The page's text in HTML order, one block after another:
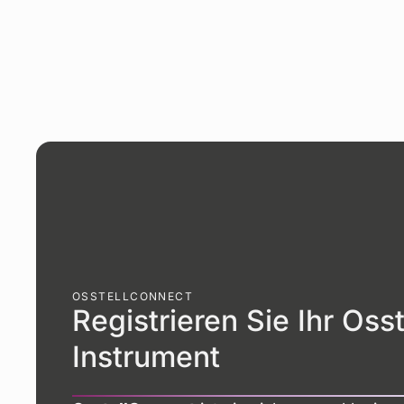
OSSTELLCONNECT
Registrieren Sie Ihr
Instrument